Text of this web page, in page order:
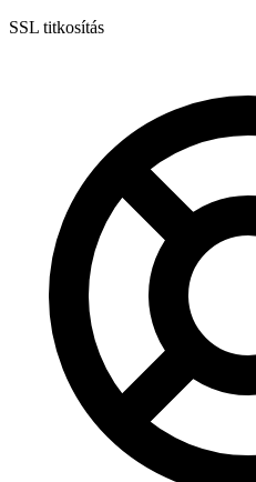
SSL titkosítás